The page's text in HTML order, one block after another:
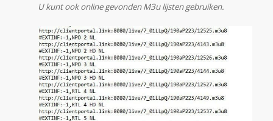
U kunt ook online gevonden M3u lijsten gebruiken.